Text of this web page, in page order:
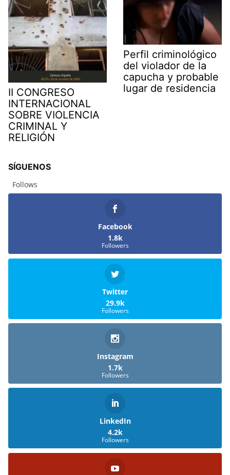
II CONGRESO
INTERNACIONAL
SOBRE VIOLENCIA
CRIMINAL Y
RELIGIÓN
Perfil criminológico
del violador de la
capucha y probable
lugar de residencia
SÍGUENOS
Follows
Facebook
1.8k
Followers
Twitter
29.9k
Followers
Instagram
1.7k
Followers
LinkedIn
4.2k
Followers